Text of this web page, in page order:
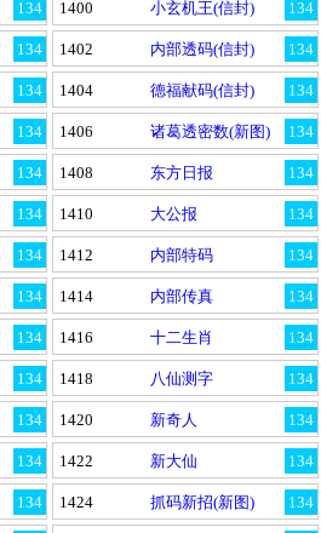
134 134
1400 小玄机王(信封)
134 134
1402 内部透码(信封)
134 134
1404 德福献码(信封)
134 134
1406 诸葛透密数(新图)
134 134
1408 东方日报
134 134
1410 大公报
134 134
1412 内部特码
134 134
1414 内部传真
134 134
1416 十二生肖
134 134
1418 八仙测字
134 134
1420 新奇人
134 134
1422 新大仙
134 134
1424 抓码新招(新图)